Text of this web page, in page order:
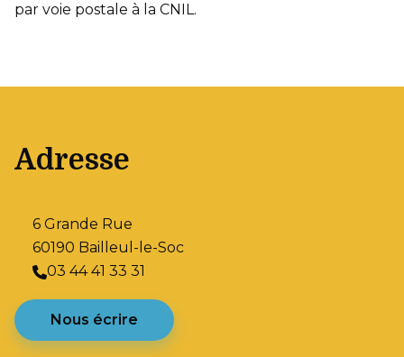
par voie postale à la CNIL.
Adresse
6 Grande Rue
60190 Bailleul-le-Soc
03 44 41 33 31
Nous écrire